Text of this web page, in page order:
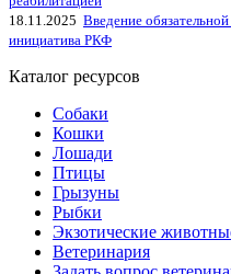
18.11.2025 Введение
инициатива РКФ
Каталог ресурсов
Собаки
Кошки
Лошади
Птицы
Грызуны
Рыбки
Экзотические
Ветеринария